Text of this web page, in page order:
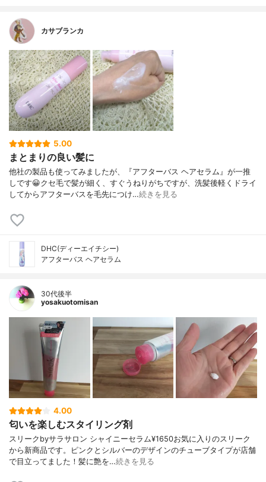
カサブランカ
5.00
まとまりの良い髪に
他社の製品も使ってみましたが、『アフターバス ヘアセラム』が一推
しです😀クセ毛で髪が細く、すぐうねりがちですが、洗髪後軽くドライ
してからアフターバスを毛先につけ…続きを見る
DHC(ディーエイチシー)
アフターバス ヘアセラム
30代後半
yosakuotomisan
4.00
匂いを楽しむスタイリング剤
スリークbyサラサロン シャイニーセラム¥1650お気に入りのスリーク
から新商品です。ピンクとシルバーのデザインのチューブタイプが店舗
で目立ってました！髪に艶を…続きを見る